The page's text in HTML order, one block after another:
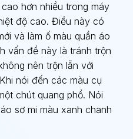
hơn nhiều trong máy
độ cao. Điều này có
và làm ố màu quần áo
vấn đề này là tránh trộn
nên trộn lẫn với
nói đến các màu cụ
chút quang phổ. Nói
sơ mi màu xanh chanh